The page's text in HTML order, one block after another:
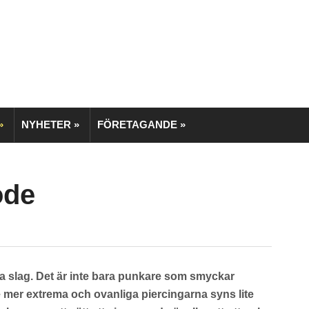
NYHETER » FÖRETAGANDE »
slag. Det är inte bara punkare som smyckar
extrema och ovanliga piercingarna syns lite